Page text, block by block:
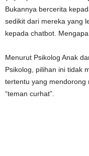
Bukannya bercerita
sedikit dari mereka yang
kepada chatbot.
Menurut Psikolog Anak
Psikolog, pilihan ini tidak
tertentu yang mendorong
“teman curhat”.